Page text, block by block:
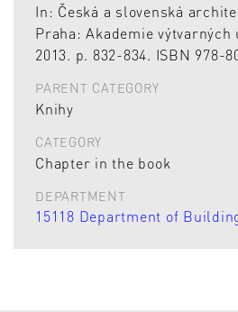
In: Česká a slovenská
Praha: Akademie výtvarných
2013. p. 832-834. ISBN 978-
PARENT CATEGORY
Knihy
CATEGORY
Chapter in the book
DEPARTMENT
15118 Department of